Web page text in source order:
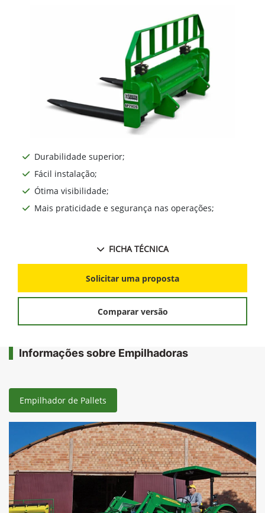
Durabilidade superior;
Fácil instalação;
Ótima visibilidade;
Mais praticidade e segurança nas operações;
FICHA TÉCNICA
Solicitar uma proposta
Comparar versão
Informações sobre Empilhadoras
Empilhador de Pallets